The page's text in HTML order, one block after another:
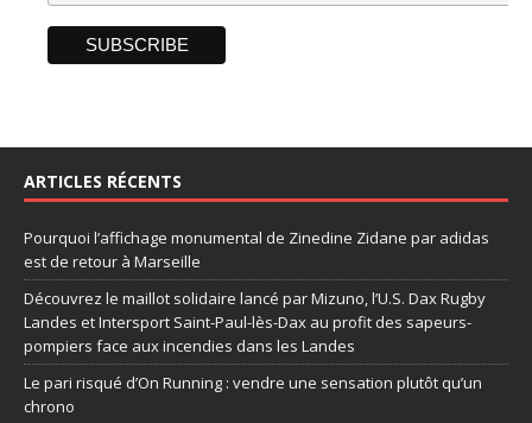
ARTICLES RÉCENTS
Pourquoi l’affichage monumental de Zinedine Zidane par adidas
est de retour à Marseille
Découvrez le maillot solidaire lancé par Mizuno, l’U.S. Dax Rugby
Landes et Intersport Saint-Paul-lès-Dax au profit des sapeurs-
pompiers face aux incendies dans les Landes
Le pari risqué d’On Running : vendre une sensation plutôt qu’un
chrono